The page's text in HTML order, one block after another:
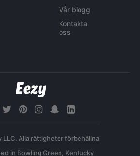
Vår blogg
Kontakta
oss
LLC. Alla rättigheter förbehållna